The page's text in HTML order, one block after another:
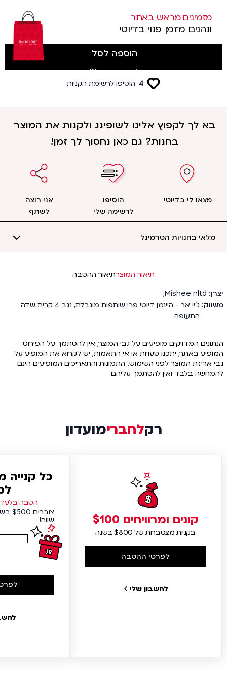
מזמינים מראש באתר
ונהנים מזמן פנוי בדיוטי
הוספה לסל
(לטסים מטרמינל 3)
4 הוסיפו לרשימת הקניות
בא לך לקפוץ אלינו לשופינג ולקנות את המוצר
בחנות? גם כאן נחסוך לך זמן!
מצאו לי בדיוטי
הוסיפו
לרשימה שלי
אני רוצה
לשתף
מלאי בחנויות הטרמינל
תיאור המוצרתיאור ההטבה
יצרן Mishee nltd
,
משווק
ג'יי אר - היינמן דיוטי פרי שותפות מוגבלת, נגב 4 קרית שדה
התעופה
הנתונים המדויקים מופיעים על גבי המוצר, אין להסתמך על הפירוט
המופיע באתר, יתכנו טעויות או אי התאמות, יש לקרוא את המופיע על
גבי אריזת המוצר לפני השימוש. התמונות והתאריכים המופיעים הינם
להמחשה בלבד ואין להסתמך עליהם
רקלחברימועדון
קונים ומרוויחים $100
בקניות מצטברות של $800 בשנה
לפרטי ההטבה
לחשבון שלי
כל
הטבה
שווה!